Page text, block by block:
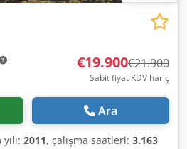
€19.900€21.900
Sabit fiyat KDV hariç
Ara
2011, çalışma saatleri: 3.163